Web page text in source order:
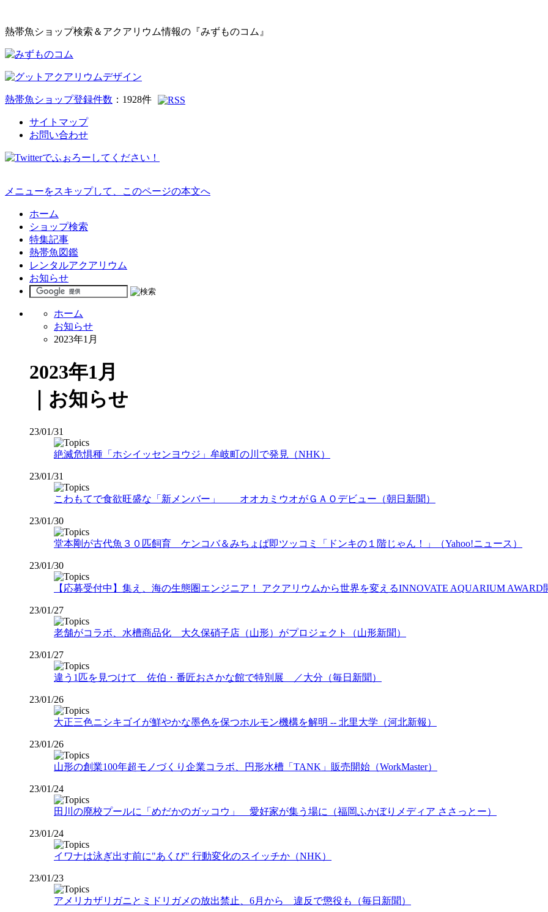
熱帯魚ショップ検索＆アクアリウム情報の『みずものコム』
熱帯魚ショップ登録件数 ： 1928件
サイトマップ
お問い合わせ
メニューをスキップして、このページの本文へ
ホーム
ショップ検索
特集記事
熱帯魚図鑑
レンタルアクアリウム
お知らせ
ホーム
お知らせ
2023年1月
2023年1月
｜お知らせ
23/01/31
絶滅危惧種「ホシイッセンヨウジ」牟岐町の川で発見（NHK）
23/01/31
こわもてで食欲旺盛な「新メンバー」 オオカミウオがＧＡＯデビュー（朝日新聞）
23/01/30
堂本剛が古代魚３０匹飼育 ケンコバ＆みちょぱ即ツッコミ「ドンキの１階じゃん！」（Yahoo!ニュース）
23/01/30
【応募受付中】集え、海の生態圏エンジニア！ アクアリウムから世界を変えるINNOVATE AQUARIUM AWARD
23/01/27
老舗がコラボ、水槽商品化 大久保硝子店（山形）がプロジェクト（山形新聞）
23/01/27
違う1匹を見つけて 佐伯・番匠おさかな館で特別展 ／大分（毎日新聞）
23/01/26
大正三色ニシキゴイが鮮やかな墨色を保つホルモン機構を解明 -- 北里大学（河北新報）
23/01/26
山形の創業100年超モノづくり企業コラボ、円形水槽「TANK」販売開始（WorkMaster）
23/01/24
田川の廃校プールに「めだかのガッコウ」 愛好家が集う場に（福岡ふかぼりメディア ささっとー）
23/01/24
イワナは泳ぎ出す前に"あくび" 行動変化のスイッチか（NHK）
23/01/23
アメリカザリガニとミドリガメの放出禁止、6月から 違反で懲役も（毎日新聞）